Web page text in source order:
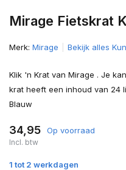
Mirage Fietskrat
Merk: Mirage Bekijk alles
Klik 'n Krat van Mirage . Je
krat heeft een inhoud van 24
Blauw
34,95 Op voorraad
Incl. btw
1 tot 2 werkdagen